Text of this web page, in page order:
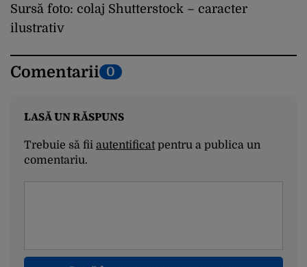
Sursă foto: colaj Shutterstock – caracter
ilustrativ
Comentarii 0
LASĂ UN RĂSPUNS
Trebuie să fii autentificatpentru a publica un
comentariu.